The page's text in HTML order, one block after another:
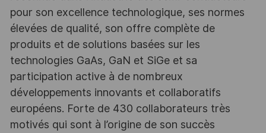
pour son excellence technologique, ses normes
élevées de qualité, son offre complète de
produits et de solutions basées sur les
technologies GaAs, GaN et SiGe et sa
participation active à de nombreux
développements innovants et collaboratifs
européens. Forte de 430 collaborateurs très
motivés qui sont à l’origine de son succès